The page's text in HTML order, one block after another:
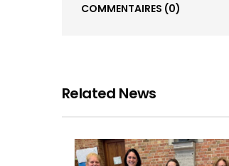
COMMENTAIRES (0)
Related News